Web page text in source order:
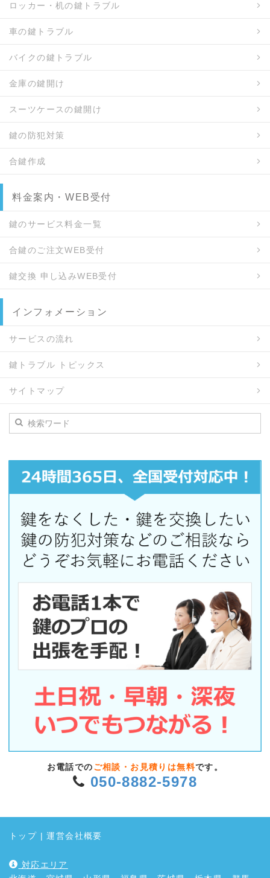
ロッカー・机の鍵トラブル
車の鍵トラブル
バイクの鍵トラブル
金庫の鍵開け
スーツケースの鍵開け
鍵の防犯対策
合鍵作成
料金案内・WEB受付
鍵のサービス料金一覧
合鍵のご注文WEB受付
鍵交換 申し込みWEB受付
インフォメーション
サービスの流れ
鍵トラブル トピックス
サイトマップ
お電話での ご相談・お見積りは無料です。
050-8882-5978
トップ |運営会社概要
対応エリア